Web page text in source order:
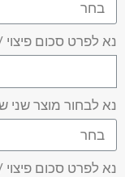
נא לפרט סכום
נא לבחור מוצר שני
נא לפרט סכום פיצוי